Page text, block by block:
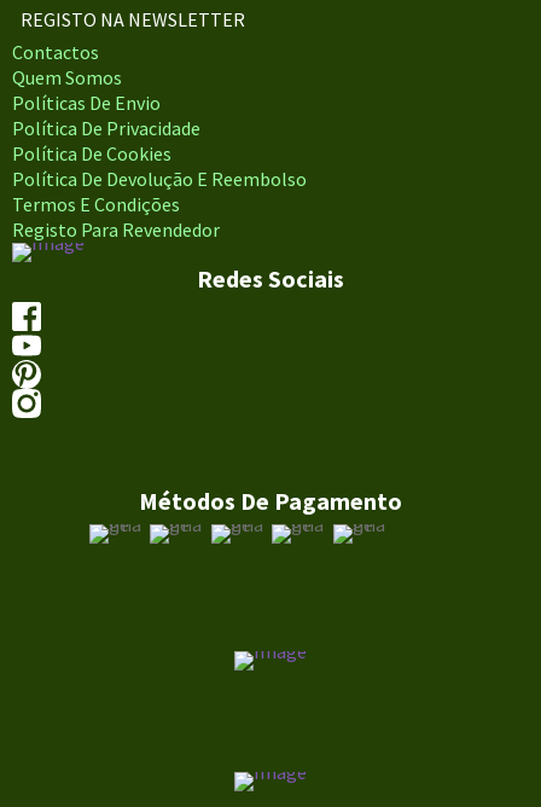
REGISTO NA NEWSLETTER
Contactos
Quem Somos
Políticas De Envio
Política De Privacidade
Política De Cookies
Política De Devolução E Reembolso
Termos E Condições
Registo Para Revendedor
Redes Sociais
Métodos De Pagamento